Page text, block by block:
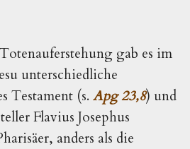
gab es im
unterschiedliche
Testament (s. Apg 23,8) und
Flavius Josephus
anders als die